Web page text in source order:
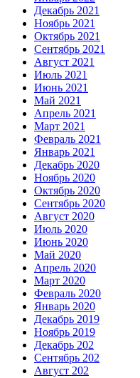
Декабрь 2021
Ноябрь 2021
Октябрь 2021
Сентябрь 2021
Август 2021
Июль 2021
Июнь 2021
Май 2021
Апрель 2021
Март 2021
Февраль 2021
Январь 2021
Декабрь 2020
Ноябрь 2020
Октябрь 2020
Сентябрь 2020
Август 2020
Июль 2020
Июнь 2020
Май 2020
Апрель 2020
Март 2020
Февраль 2020
Январь 2020
Декабрь 2019
Ноябрь 2019
Декабрь 202
Сентябрь 202
Август 202